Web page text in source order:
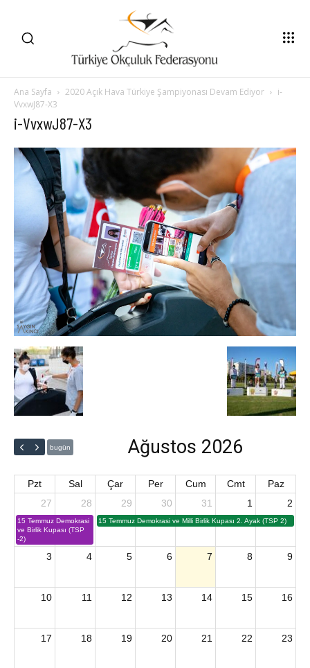
Ana Sayfa 2020 Açık Hava Türkiye Şampiyonası Devam Ediyor
i-
VvxwJ87-X3
i-VvxwJ87-X3
bugün Ağustos 2026
Pzt Sal Çar Per Cum Cmt
Paz
27
15 Temmuz Demokrasi
ve Birlik Kupası (TSP
-2)
28 29
15 Temmuz Demokrasi ve Milli Birlik Kupası 2. Ayak (TSP 2)
30 31 1 2
3 4 5 6 7 8 9
10 11 12 13 14 15 16
17 18 19 20 21 22 23